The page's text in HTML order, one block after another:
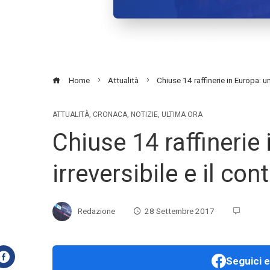
Home Attualità Chiuse 14 raffinerie in Europa:
ATTUALITÀ, CRONACA, NOTIZIE, ULTIMA ORA
Chiuse 14 raffinerie
irreversibile e il
Redazione 28 Settembre 2017
Seguici